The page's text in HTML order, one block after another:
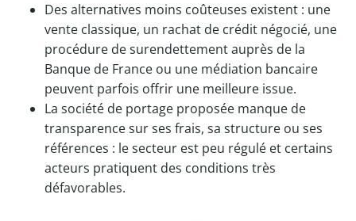
Des alternatives moins coûteuses existent : une
vente classique, un rachat de crédit négocié, une
procédure de surendettement auprès de la
Banque de France ou une médiation bancaire
peuvent parfois offrir une meilleure issue.
La société de portage proposée manque de
transparence sur ses frais, sa structure ou ses
références : le secteur est peu régulé et certains
acteurs pratiquent des conditions très
défavorables.